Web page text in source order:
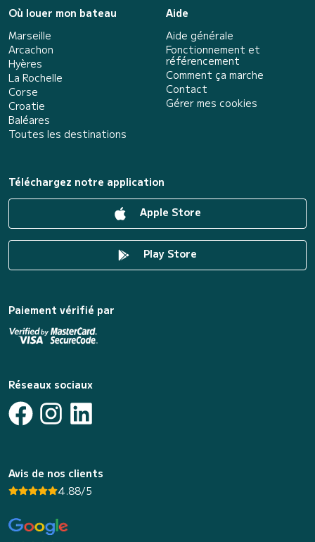
Où louer mon bateau
Marseille
Arcachon
Hyères
La Rochelle
Corse
Croatie
Baléares
Toutes les destinations
Aide
Aide générale
Fonctionnement et
référencement
Comment ça marche
Contact
Gérer mes cookies
Téléchargez notre application
Apple Store
Play Store
Paiement vérifié par
Réseaux sociaux
Avis de nos clients
4.88/5